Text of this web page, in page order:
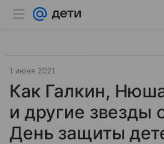
1 июня 2021
Как Галкин,
и другие звезды
День защиты